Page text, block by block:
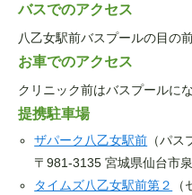
バスでのアクセス
八乙女駅前バスプールの目の
お車でのアクセス
クリニック前はバスプールに
提携駐車場
ザパーク八乙女駅前 （パ
〒981-3135 宮城県仙台市
タイムズ八乙女駅前第２